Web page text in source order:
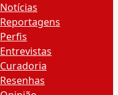
Notícias
Reportagens
Perfis
Entrevistas
Curadoria
Resenhas